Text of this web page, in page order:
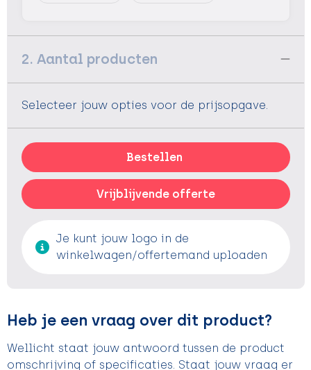
2. Aantal producten
Selecteer jouw opties voor de prijsopgave.
Bestellen
Vrijblijvende offerte
Je kunt jouw logo in de
winkelwagen/offertemand uploaden
Heb je een vraag over dit product?
Wellicht staat jouw antwoord tussen de product
omschrijving of specificaties. Staat jouw vraag er